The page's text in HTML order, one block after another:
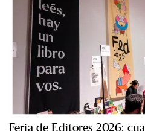
Feria de Editores 2026: